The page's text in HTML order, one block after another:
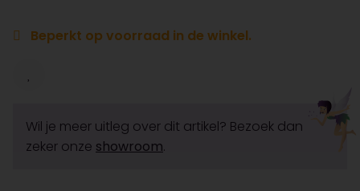
Beperkt op voorraad in de winkel.
Wil je meer uitleg over dit artikel? Bezoek dan
zeker onze showroom.